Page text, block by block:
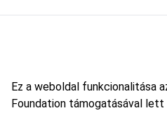
Ez a weboldal funkcionalitása
Foundation támogatásával